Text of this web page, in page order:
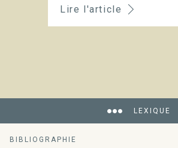
Lire l'article
LEXIQUE
BIBLIOGRAPHIE